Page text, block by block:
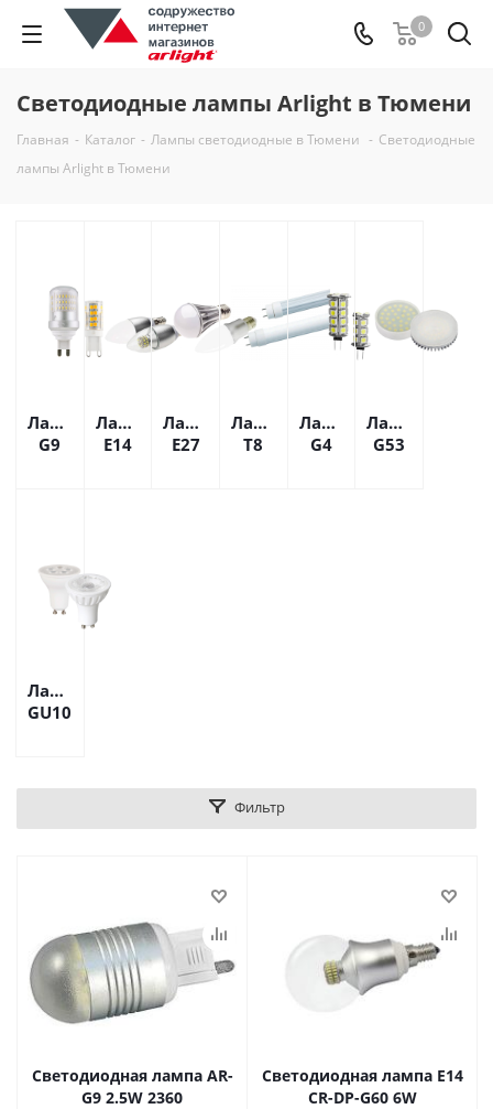
0
Светодиодные лампы Arlight в Тюмени
Главная - Каталог - Лампы светодиодные в Тюмени - Светодиодные
лампы Arlight в Тюмени
Лампы
G9
Лампы
E14
Лампы
E27
Лампы
Т8
Лампы
G4
Лампы
G53
Лампы
GU10
Фильтр
Светодиодная лампа AR-
G9 2.5W 2360
Светодиодная лампа E14
CR-DP-G60 6W